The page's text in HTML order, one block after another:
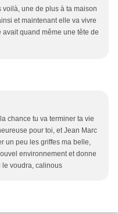
voilà, une de plus à ta maison
et maintenant elle va vivre
quand même une tête de
chance tu va terminer ta vie
pour toi, et Jean Marc
un peu les griffes ma belle,
environnement et donne
le voudra, calinous